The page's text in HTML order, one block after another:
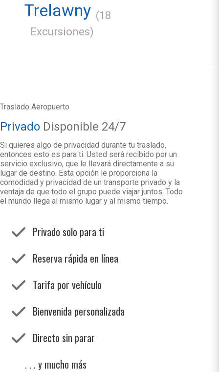
Trelawny (18
Excursiones)
Traslado Aeropuerto
Privado Disponible 24/7
Si quieres algo de privacidad durante tu traslado,
entonces esto es para ti. Usted será recibido por un
servicio exclusivo, que le llevará directamente a su
lugar de destino. Esta opción le proporciona la
comodidad y privacidad de un transporte privado y la
ventaja de que todo el grupo puede viajar juntos. Todo
el mundo llega al mismo lugar y al mismo tiempo.
Privado solo para ti
Reserva rápida en línea
Tarifa por vehículo
Bienvenida personalizada
Directo sin parar
. . . y mucho más